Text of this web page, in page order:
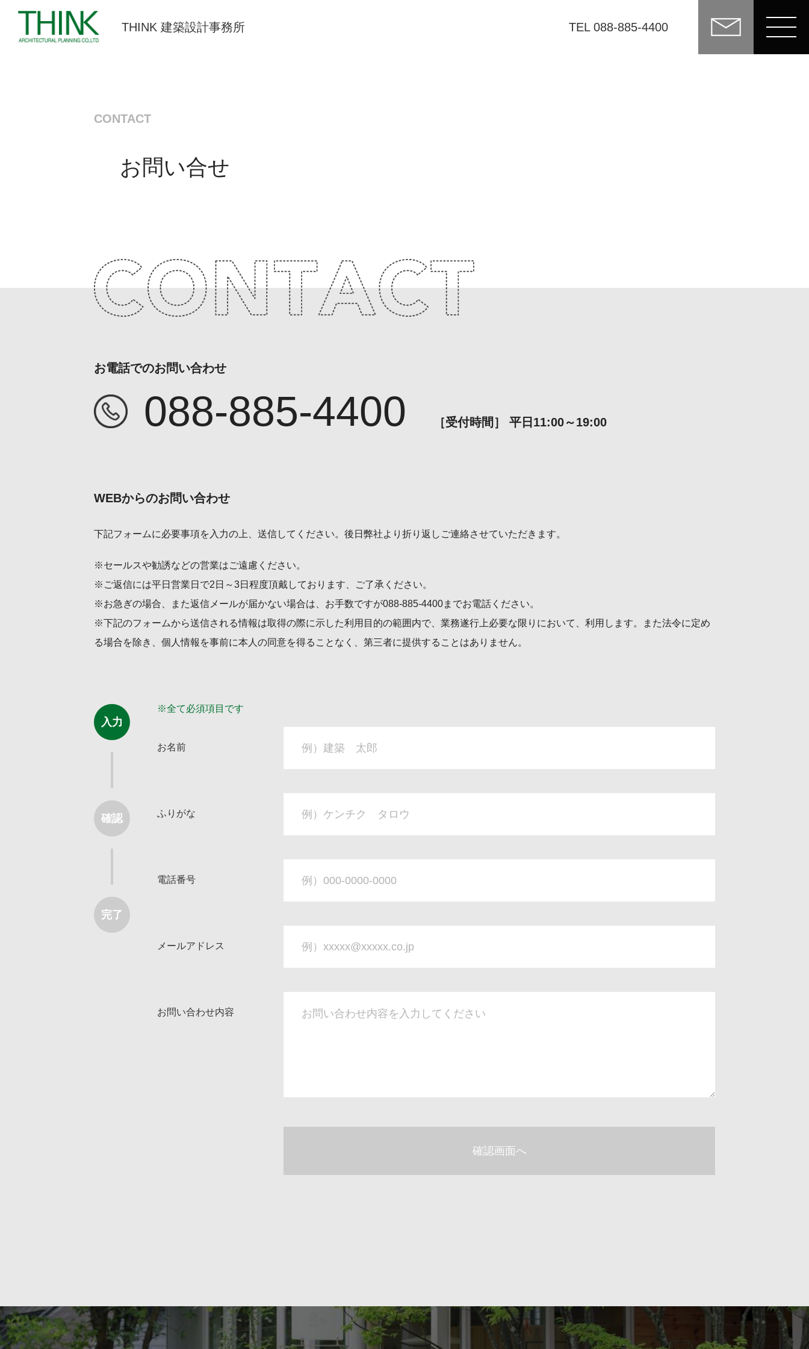
THINK 建築設計事務所 TEL 088-885-4400
CONTACT
お問い合せ
お電話でのお問い合わせ
088-885-4400 ［受付時間］ 平日11:00～19:00
WEBからのお問い合わせ
下記フォームに必要事項を入力の上、送信してください。後日弊社より折り返しご連絡させていただきます。
セールスや勧誘などの営業はご遠慮ください。
ご返信には平日営業日で2日～3日程度頂戴しております、ご了承ください。
お急ぎの場合、また返信メールが届かない場合は、お手数ですが088-885-4400までお電話ください。
下記のフォームから送信される情報は取得の際に示した利用目的の範囲内で、業務遂行上必要な限りにおいて、利用します。また法令に定め
る場合を除き、個人情報を事前に本人の同意を得ることなく、第三者に提供することはありません。
入力
確認
完了
※全て必須項目です
お名前
ふりがな
電話番号
メールアドレス
お問い合わせ内容
確認画面へ